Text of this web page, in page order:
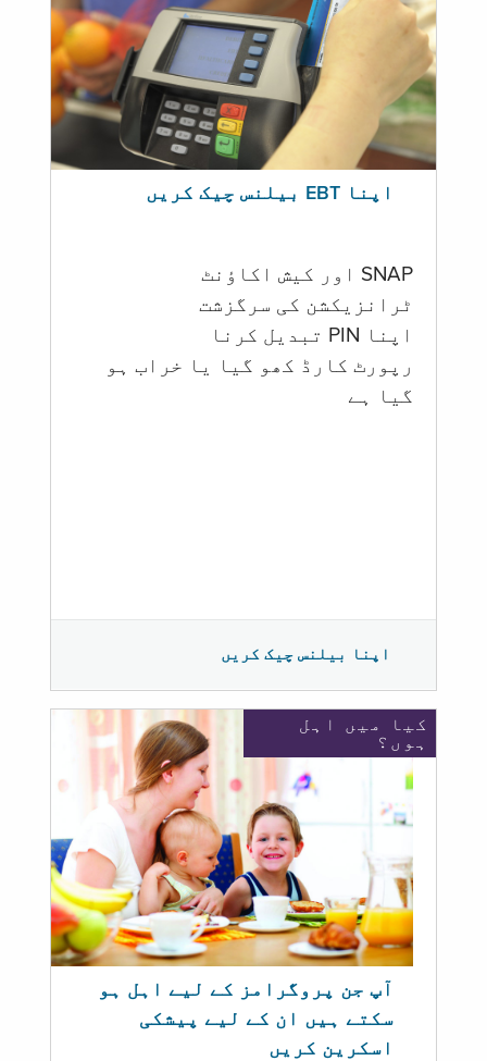
اپنا EBT بیلنس چیک کریں
SNAP اور کیش اکاؤنٹ
ٹرانزیکشن کی سرگزشت
اپنا PIN تبدیل کرنا
رپورٹ کارڈ کھو گیا یا خراب ہو
گيا ہے
اپنا بیلنس چیک کریں
کیا میں اہل
ہوں؟
آپ جن پروگرامز کے لیے اہل ہو
سکتے ہیں ان کے لیے پیشکی
اسکرین کریں